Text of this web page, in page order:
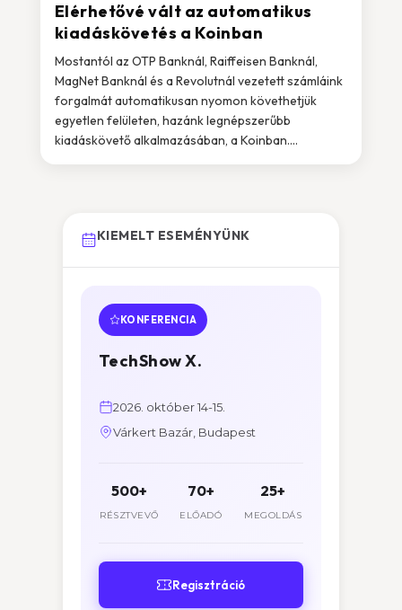
Elérhetővé vált az automatikus
kiadáskövetés a Koinban
Mostantól az OTP Banknál, Raiffeisen Banknál,
MagNet Banknál és a Revolutnál vezetett számláink
forgalmát automatikusan nyomon követhetjük
egyetlen felületen, hazánk legnépszerűbb
kiadáskövető alkalmazásában, a Koinban....
KIEMELT ESEMÉNYÜNK
KONFERENCIA
TechShow X.
2026. október 14-15.
Várkert Bazár, Budapest
500+
RÉSZTVEVŐ
70+
ELŐADÓ
25+
MEGOLDÁS
Regisztráció